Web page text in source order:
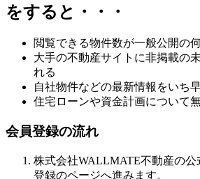
をすると・・・
閲覧できる物件数が一般公開の
大手の不動産サイトに非掲載の
れる
自社物件などの最新情報をいち
住宅ローンや資金計画について
会員登録の流れ
株式会社WALLMATE不動産の公
登録のページへ進みます。